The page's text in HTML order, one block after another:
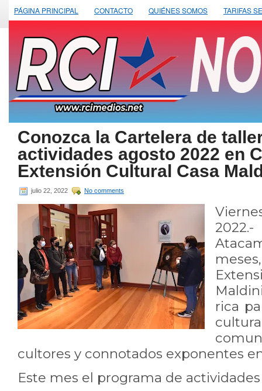
PÁGINA PRINCIPAL CONTACTO QUIÉNES SOMOS TARIFAS
Conozca la Cartelera de
actividades agosto 2022 en
Extensión Cultural Casa
julio 22, 2022 No comments
rica
cultores y connotados exponentes
Este mes el programa de